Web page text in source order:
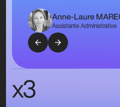
Anne-Laure
Assistante Administrative
x3